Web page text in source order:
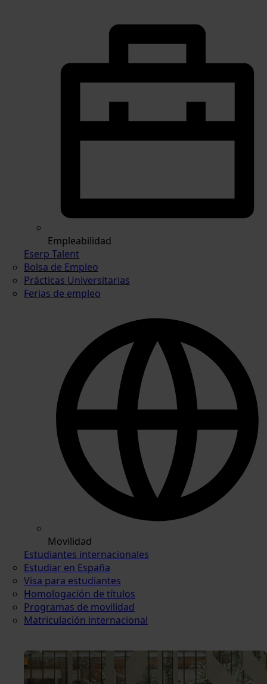
Empleabilidad
Eserp Talent
Bolsa de Empleo
Prácticas Universitarias
Ferias de empleo
Movilidad
Estudiantes internacionales
Estudiar en España
Visa para estudiantes
Homologación de títulos
Programas de movilidad
Matriculación internacional